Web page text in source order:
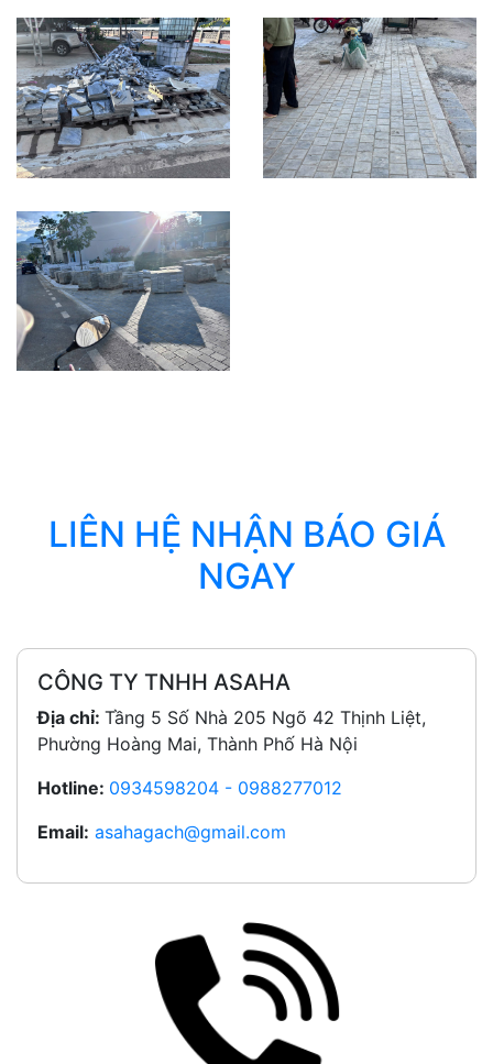
LIÊN HỆ NHẬN BÁO GIÁ
NGAY
CÔNG TY TNHH ASAHA
Địa chỉ: Tầng 5 Số Nhà 205 Ngõ 42 Thịnh Liệt,
Phường Hoàng Mai, Thành Phố Hà Nội
Hotline: 0934598204 - 0988277012
Email: asahagach@gmail.com